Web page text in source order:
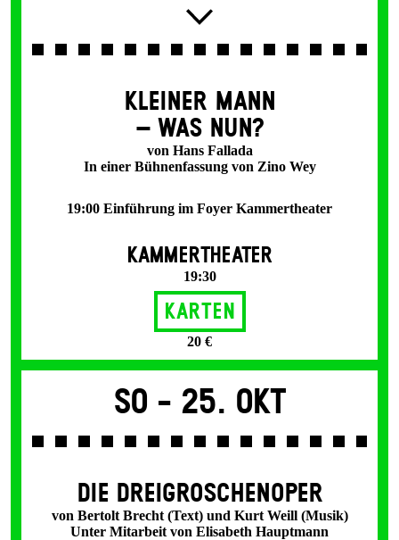
KLEINER MANN
– WAS NUN?
von Hans Fallada
In einer Bühnenfassung von Zino Wey
19:00 Einführung im Foyer Kammertheater
KAMMERTHEATER
19:30
Karten
20 €
So - 25. Okt
DIE DREI­GROSCHEN­OPER
von Bertolt Brecht (Text) und Kurt Weill (Musik)
Unter Mitarbeit von Elisabeth Hauptmann